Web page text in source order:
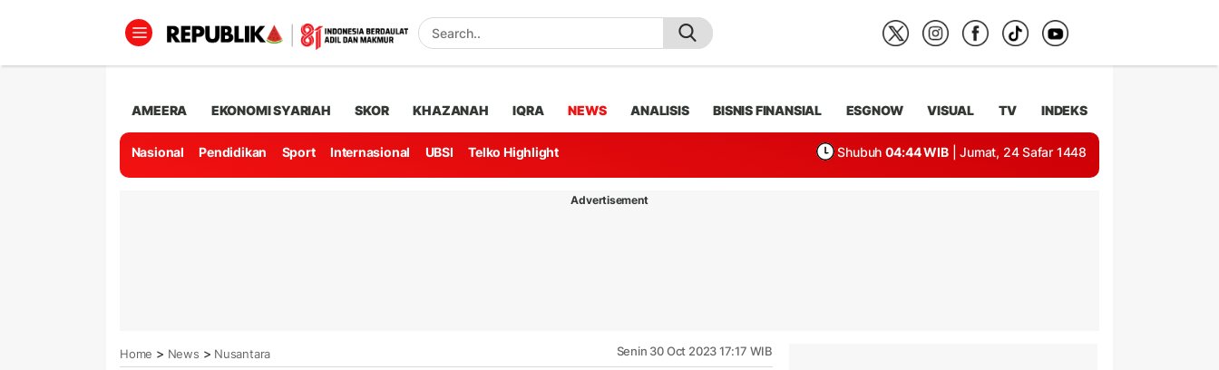
AMEERA EKONOMI SYARIAH SKOR KHAZANAH IQRA NEWS ANALISIS BISNIS FINANSIAL ESGNOW VISUAL TV INDEKS
Nasional Pendidikan Sport Internasional UBSI Telko Highlight Shubuh 04:44 WIB | Jumat, 24 Safar 1448
Advertisement
Home > News > Nusantara Senin 30 Oct 2023 17:17 WIB